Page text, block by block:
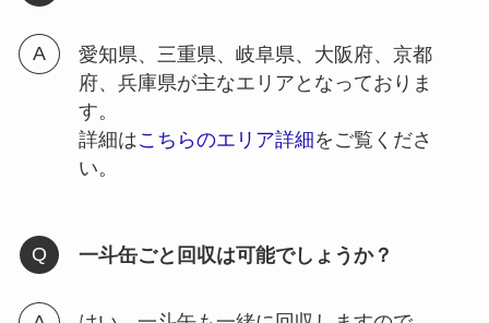
愛知県、三重県、岐阜県、大阪府、京都
府、兵庫県が主なエリアとなっておりま
す。
詳細はこちらのエリア詳細をご覧くださ
い。
一斗缶ごと回収は可能でしょうか？